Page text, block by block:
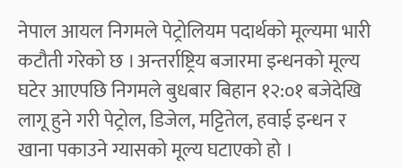
नेपाल आयल निगमले पेट्रोलियम पदार्थको मूल्यमा भारी
कटौती गरेको छ । अन्तर्राष्ट्रिय बजारमा इन्धनको मूल्य
घटेर आएपछि निगमले बुधबार बिहान १२:०१ बजेदेखि
लागू हुने गरी पेट्रोल, डिजेल, मट्टितेल, हवाई इन्धन र
खाना पकाउने ग्यासको मूल्य घटाएको हो ।